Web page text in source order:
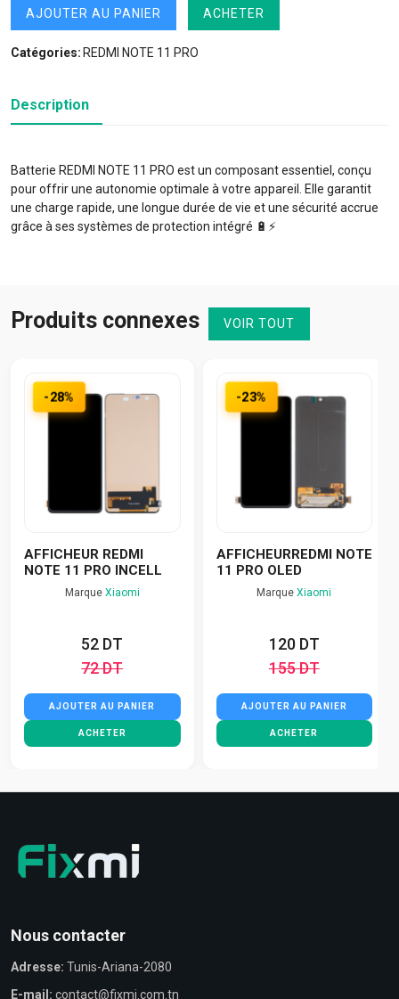
AJOUTER AU PANIER ACHETER
Catégories: REDMI NOTE 11 PRO
Description
Batterie REDMI NOTE 11 PRO est un composant essentiel, conçu
pour offrir une autonomie optimale à votre appareil. Elle garantit
une charge rapide, une longue durée de vie et une sécurité accrue
grâce à ses systèmes de protection intégré 🔋⚡️
Produits connexes VOIR TOUT
-28%
AFFICHEUR REDMI
NOTE 11 PRO INCELL
Marque Xiaomi
52 DT
72 DT
AJOUTER AU PANIER
ACHETER
-23%
AFFICHEURREDMI NOTE
11 PRO OLED
MarqueXiaomi
120 DT
155 DT
AJOUTER AU PANIER
ACHETER
Nous contacter
Adresse: Tunis-Ariana-2080
E-mail: contact@fixmi.com.tn